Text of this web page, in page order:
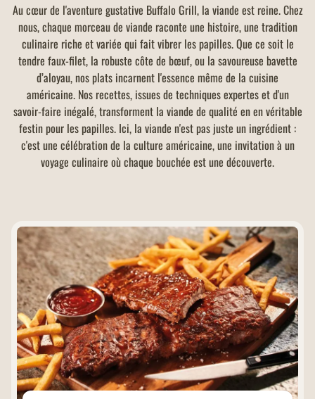
Au cœur de l'aventure gustative Buffalo Grill, la viande est reine. Chez
nous, chaque morceau de viande raconte une histoire, une tradition
culinaire riche et variée qui fait vibrer les papilles. Que ce soit le
tendre faux-filet, la robuste côte de bœuf, ou la savoureuse bavette
d’aloyau, nos plats incarnent l'essence même de la cuisine
américaine. Nos recettes, issues de techniques expertes et d'un
savoir-faire inégalé, transforment la viande de qualité en en véritable
festin pour les papilles. Ici, la viande n'est pas juste un ingrédient :
c'est une célébration de la culture américaine, une invitation à un
voyage culinaire où chaque bouchée est une découverte.